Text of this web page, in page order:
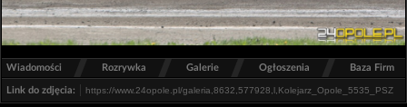
Wiadomości / Rozrywka / Galerie / Ogłoszenia / Baza Firm
Link do zdjęcia: